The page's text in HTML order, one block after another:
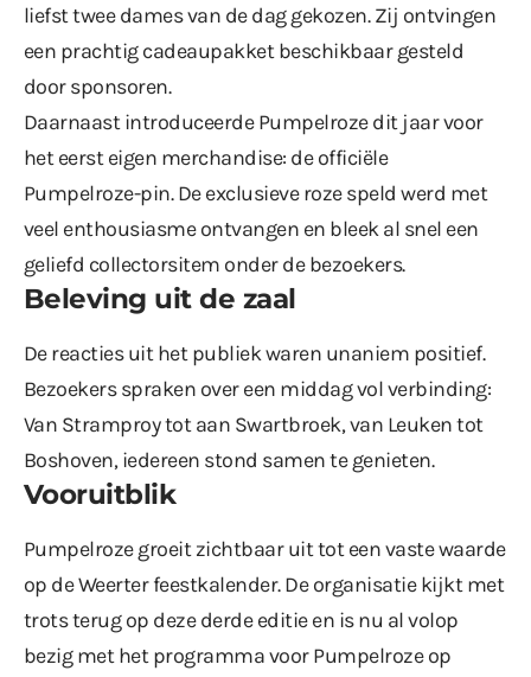
liefst twee dames van de dag gekozen. Zij ontvingen
een prachtig cadeaupakket beschikbaar gesteld
door sponsoren.
Daarnaast introduceerde Pumpelroze dit jaar voor
het eerst eigen merchandise: de officiële
Pumpelroze-pin. De exclusieve roze speld werd met
veel enthousiasme ontvangen en bleek al snel een
geliefd collectorsitem onder de bezoekers.
Beleving uit de zaal
De reacties uit het publiek waren unaniem positief.
Bezoekers spraken over een middag vol verbinding:
Van Stramproy tot aan Swartbroek, van Leuken tot
Boshoven, iedereen stond samen te genieten.
Vooruitblik
Pumpelroze groeit zichtbaar uit tot een vaste waarde
op de Weerter feestkalender. De organisatie kijkt met
trots terug op deze derde editie en is nu al volop
bezig met het programma voor Pumpelroze op